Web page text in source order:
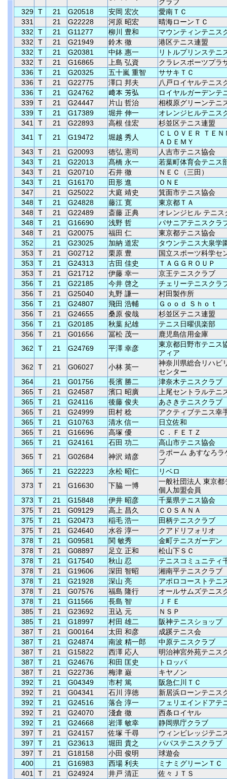
329 T 21 G20518 安岡 宏次
愛南ＴＣ
331
21 G22228 河原 昭宏
晴海ローンＴＣ
332
T 21 G11277 柳川 豊和
マウンティンテニス
332
T 21 G21949 鈴木 徹
港区テニス連盟
332
T 21 G20381 中鉢 惠一
リトルプリンステニ
332
T 21 G16865 上島 弘資
クラレスポーツプラ
336 T 21 G20325 五十嵐 重智
ササキＴＣ
336 T 21 G22775 澤口 邦夫
八戸ロイヤルテニス
336 T 21 G24762 﨑本 芳弘
ロイヤルガーデンテ
339 T 21 G24447 片山 哲治
相模原グリーンテニ
339 T 21 G17389 堀井 伸一
オレンジヒルテニス
341
T 21 G22893 高根 佳宏
杉並区テニス連盟
341
T 21 G19472 堀越 秀人
ＣＬＯＶＥＲ ＴＥ
ＡＤＥＭＹ
343
T 21 G20093 徳弘 憲司
人吉市テニス協会
343
T 21 G22013 髙橋 永一
若葉町体育会テニス
343
T 21 G20710 石井 徹
ＮＥＣ（三田）
343
T 21 G16170 田形 進
ＯＮＥ
347
21 G25022 大庭 靖史
箕面市テニス協会
348 T 21 G24828 藤江 寛
東京都ＴＡ
348 T 21 G22489 斎藤 正典
オレンジヒル テニス
348 T 21 G16690 浅野 哲
パサニアテニスクラ
348 T 21 G20075 福田 仁
東京都テニス協会
352
21 G23025 加納 道宏
タウンテニス大泉学
353
T 21 G02712 栗原 豊
国立スポーツ科学セ
353
T 21 G24313 古田 佳史
ＴＡＧＧＲＯＵＰ
353
T 21 G21712 伊藤 幸一
京王テニスクラブ
356 T 21 G22185 今井 啓之
チェリーテニスクラ
356 T 21 G25040 丸野 謙一
村田製作所
356 T 21 G24807 飛田 浩輔
Ｇｏｏｄ Ｓｈｏｔ
356 T 21 G24655 桑原 俊哉
杉並区テニス連盟
356 T 21 G20185 秋葉 紀雄
テニス日曜倶楽部
356 T 21 G01656 冨松 茂一
鹿児島信用金庫
362
T 21 G24769 平澤 幸彦
東京都日野市テニス
アィア
362
T 21 G06027 小林 英一
神奈川県総合リハビ
センター
364
21 G01756 長濱 勝二
津奈木テニスクラブ
365 T 21 G24587 濱口 昭廣
上尾セントラルテニ
365 T 21 G24116 後藤 俊夫
あさきテニスクラブ
365 T 21 G24999 田村 稔
アクティブテニス幸
365 T 21 G10763 清水 信一
日立佐和
365 T 21 G16696 高塚 優
Ｃ．ＦＥＴＺ
365 T 21 G24161 石田 功二
高山市テニス協会
365 T 21 G02684 神沢 靖彦
ラポーム あすなろラ
ブ
365 T 21 G22223 永松 昭仁
リベロ
373
T 21 G16630 下脇 一博
一般社団法人 東京都
個人加盟会員
373
T 21 G15848 伊井 昭彦
千葉県テニス協会
375 T 21 G09129 高上 昌久
ＣＯＳＡＮＡ
375 T 21 G20473 稲毛 浩一
田柄テニスクラブ
375 T 21 G24640 水谷 淳一
クアドリフォリオ
378 T 21 G09581 関 敏秀
金町テニスガーデン
378 T 21 G08897 足立 正和
松山下ＳＣ
378 T 21 G17540 秋山 忍
テニスコミュニティ
378 T 21 G19606 深田 智昭
湘南平テニスクラブ
378 T 21 G21928 深山 亮
アポロコーストテニ
378 T 21 G07576 福島 隆行
オールサムズテニス
378 T 21 G11566 長島 智
ＪＦＥ
385 T 21 G23692 丑込 元
ＮＳＰ
385 T 21 G18997 村田 雄二
阪神テニスショップ
387
T 21 G00164 太田 和彦
成蹊テニス会
387
T 21 G24874 南波 精一郎
中原テニスクラブ
387
T 21 G15822 西澤 応人
明治神宮外苑テニス
387
T 21 G24676 和田 匡史
トロッパ
387
T 21 G22736 梅津 巌
キヤノン
392
T 21 G04349 市村 篤
阪急仁川ＴＣ
392
T 21 G04341 石川 淳徳
新居浜ローンテニス
392
T 21 G24516 落合 淳一
フェリエインドアテ
392
T 21 G24070 淺倉 徹
西条ロイヤル
392
T 21 G24668 岩澤 敏幸
静岡県庁クラブ
397
T 21 G24157 佐塚 千尋
ウィンビレッジテニ
397
T 21 G23613 堀田 貴之
パパステニスクラブ
397
T 21 G18158 小田 俊明
球遊会
400
21 G16983 西場 利夫
ミナミグリーンＴＣ
401
T 21 G24924 井戸 清正
佐々ＪＴＳ